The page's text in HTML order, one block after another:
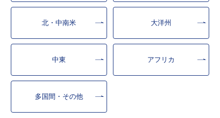
北・中南米 大洋州
中東 アフリカ
多国間・その他